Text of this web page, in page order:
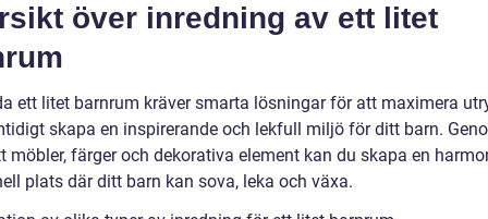
över inredning av ett litet
ett litet barnrum kräver smarta lösningar för att maximera
skapa en inspirerande och lekfull miljö för ditt barn.
möbler, färger och dekorativa element kan du skapa en
plats där ditt barn kan sova, leka och växa.